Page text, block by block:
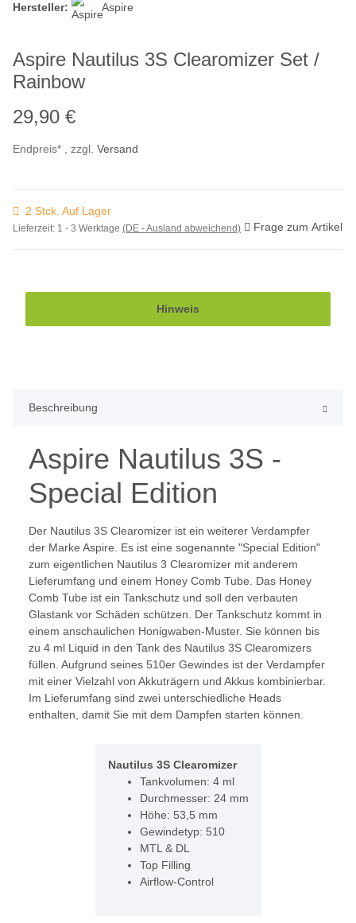
Hersteller:
Aspire
Aspire Nautilus 3S Clearomizer Set /
Rainbow
29,90 €
Endpreis* , zzgl. Versand
2 Stck. Auf Lager
Lieferzeit: 1 - 3 Werktage (DE - Ausland abweichend) Frage zum Artikel
Hinweis
Beschreibung
Aspire Nautilus 3S -
Special Edition
Der Nautilus 3S Clearomizer ist ein weiterer Verdampfer
der Marke Aspire. Es ist eine sogenannte "Special Edition"
zum eigentlichen Nautilus 3 Clearomizer mit anderem
Lieferumfang und einem Honey Comb Tube. Das Honey
Comb Tube ist ein Tankschutz und soll den verbauten
Glastank vor Schäden schützen. Der Tankschutz kommt in
einem anschaulichen Honigwaben-Muster. Sie können bis
zu 4 ml Liquid in den Tank des Nautilus 3S Clearomizers
füllen. Aufgrund seines 510er Gewindes ist der Verdampfer
mit einer Vielzahl von Akkuträgern und Akkus kombinierbar.
Im Lieferumfang sind zwei unterschiedliche Heads
enthalten, damit Sie mit dem Dampfen starten können.
Nautilus 3S Clearomizer
Tankvolumen: 4 ml
Durchmesser: 24 mm
Höhe: 53,5 mm
Gewindetyp: 510
MTL & DL
Top Filling
Airflow-Control